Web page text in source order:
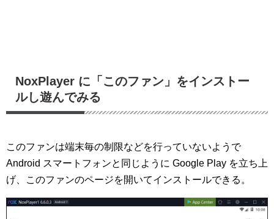
NoxPlayer に「このファン」をインストー
ルし遊んでみる
このファンは端末毎の制限などを行っていないようで
Android スマートフォンと同じように Google Play を立ち上
げ、このファンのページを開いてインストールできる。